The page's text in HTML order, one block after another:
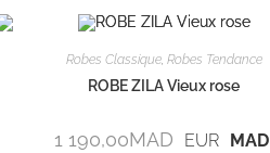
Robes Classique, Robes Tendance
ROBE ZILA Vieux rose
1 190,00MAD EUR MAD